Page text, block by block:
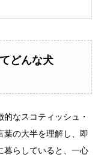
どんな犬
なスコティッシュ・
葉の大半を理解し、即
暮らしていると、一心